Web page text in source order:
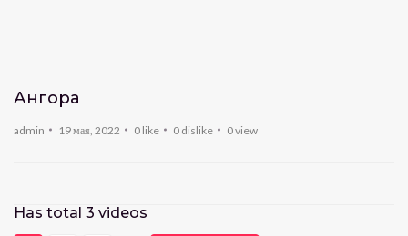
Ангора
admin 19 мая, 2022 0 like 0 dislike 0view
Has total 3 videos